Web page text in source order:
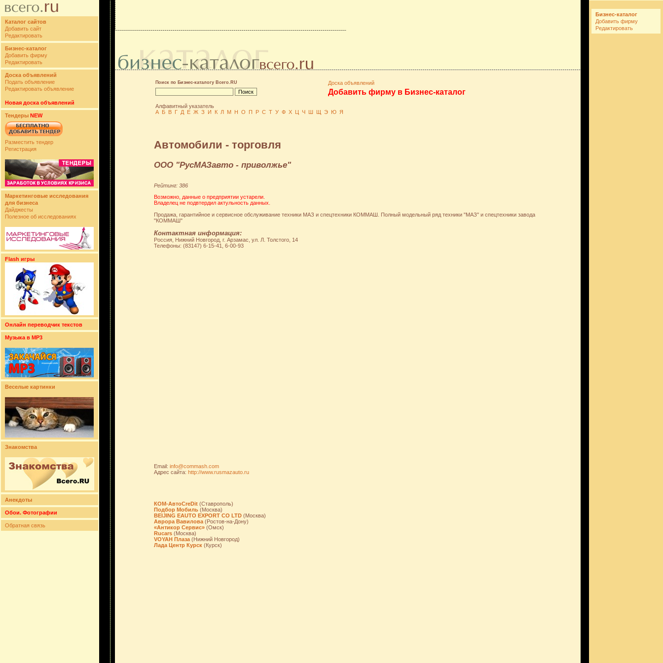
Каталог сайтов
Добавить сайт
Редактировать
Бизнес-каталог
Добавить фирму
Редактировать
Доска объявлений
Подать объявление
Редактировать объявление
Новая доска объявлений
Тендеры NEW
Разместить тендер
Регистрация
Маркетинговые исследования
для бизнеса
Дайджесты
Полезное об исследованиях
Flash игры
Онлайн переводчик текстов
Музыка в MP3
Веселые картинки
Знакомства
Анекдоты
Обои. Фотографии
Обратная связь
Бизнес-каталог
Добавить фирму
Редактировать
Поиск по Бизнес-каталогу Всего.RU Доска объявлений
Добавить фирму в Бизнес-каталог
Алфавитный указатель
А Б В Г Д Е Ж З И К Л М Н О П Р С Т У Ф Х Ц Ч Ш Щ Э Ю Я
Автомобили - торговля
ООО "РусМАЗавто - приволжье"
Рейтинг: 386
Возможно, данные о предприятии устарели.
Владелец не подвтердил актульность данных.
Продажа, гарантийное и сервисное обслуживание техники МАЗ и спецтехники КОММАШ. Полный модельный ряд техники "МАЗ" и спецтехники завода
"КОММАШ"
Контактная информация:
Россия, Нижний Новгород, г. Арзамас, ул. Л. Толстого, 14
Телефоны: (83147) 6-15-41, 6-00-93
Email: info@commash.com
Адрес сайта: http://www.rusmazauto.ru
КОМ-АвтоCreDit (Ставрополь)
Подбор Мобиль (Москва)
BEIJING EAUTO EXPORT CO LTD (Москва)
Аврора Вавилова (Ростов-на-Дону)
«Антикор Сервис» (Омск)
Rucars (Москва)
VOYAH Плаза (Нижний Новгород)
Лада Центр Курск (Курск)